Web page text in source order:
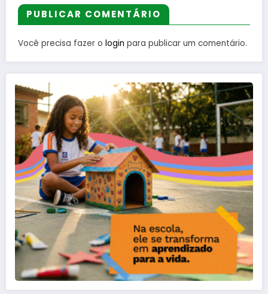
PUBLICAR COMENTÁRIO
Você precisa fazer o login para publicar um comentário.